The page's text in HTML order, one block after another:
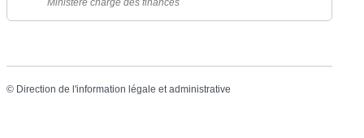
Ministère chargé des finances
© Direction de l'information légale et administrative